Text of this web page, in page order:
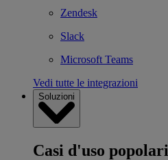
Zendesk
Slack
Microsoft Teams
Vedi tutte le integrazioni
Soluzioni
Casi d'uso popolari